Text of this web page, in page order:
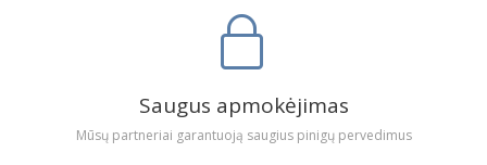
Saugus apmokėjimas
Mūsų partneriai garantuoją saugius pinigų pervedimus